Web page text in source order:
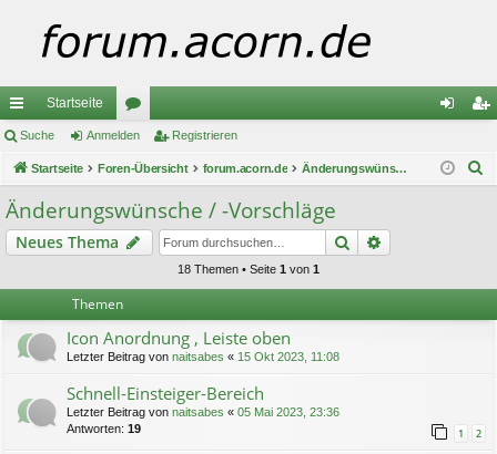
ch
ne
llz
ug
Startseite
or
en m ist
Suche Anmelden Registrieren
Startseite Foren-Übersicht forum.acorn.de Änderungswünsche / -Vorschläge
Änderungswünsche / -Vorschläge
Neues Thema Suche
18 Themen • Seite 1 von 1
Themen
Icon Anordnung , Leiste oben
Letzter Beitrag von naitsabes « 15 Okt 2023, 11:08
Schnell-Einsteiger-Bereich
Letzter Beitrag von naitsabes « 05 Mai 2023, 23:36
Antworten: 19 1 2